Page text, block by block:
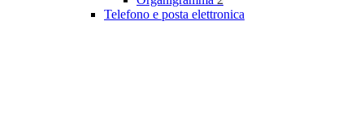
Telefono e posta elettronica